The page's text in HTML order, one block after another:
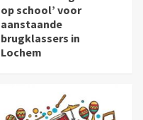
op school’ voor
aanstaande
brugklassers in
Lochem